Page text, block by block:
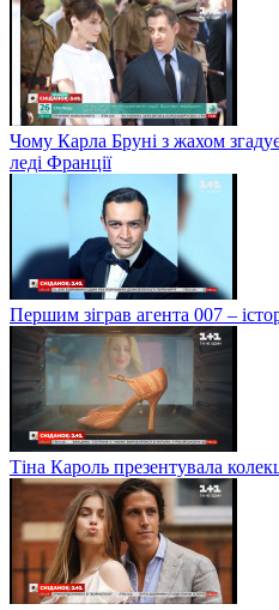
Чому Карла Бруні з жахом
леді Франції
Першим зіграв агента 007 –
Тіна Кароль презентувала